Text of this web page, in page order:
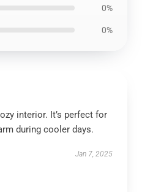
0%
0%
interior. It’s perfect for
during cooler days.
Jan 7, 2025